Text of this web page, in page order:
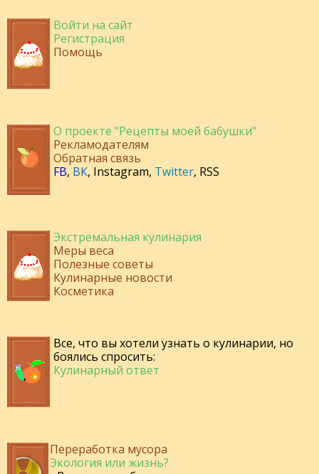
Войти на сайт
Регистрация
Помощь
О проекте "Рецепты моей бабушки"
Рекламодателям
Обратная связь
FB, ВК, Instagram, Twitter, RSS
Экстремальная кулинария
Меры веса
Полезные советы
Кулинарные новости
Косметика
Все, что вы хотели узнать о кулинарии, но
боялись спросить:
Кулинарный ответ
Переработка мусора
Экология или жизнь?